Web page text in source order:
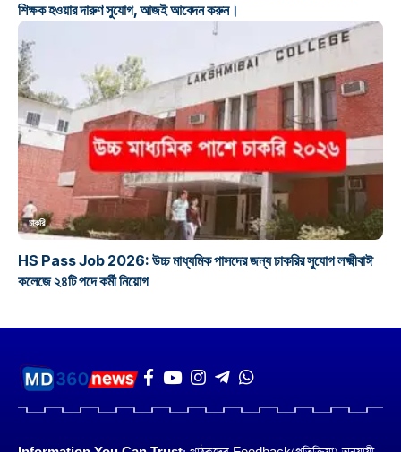
শিক্ষক হওয়ার দারুণ সুযোগ, আজই আবেদন করুন।
চাকরি
HS Pass Job 2026: উচ্চ মাধ্যমিক পাসদের জন্য চাকরির সুযোগ লক্ষ্মীবাঈ
কলেজে ২৪টি পদে কর্মী নিয়োগ